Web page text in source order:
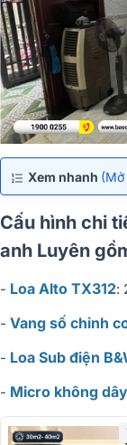
Xem nhanh
Cấu hình chi
anh Luyên
- Loa Alto TX312:
- Vang số chỉnh
- Loa Sub điện
- Micro không